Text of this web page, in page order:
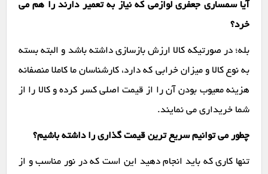
آیا سمساری جعفری لوازمی که نیاز به تعمیر دارند را هم می
خرد؟
بله؛ در صورتیکه کالا ارزش بازسازی داشته باشد و البته بسته
به نوع کالا و میزان خرابی که دارد، کارشناسان ما کاملا منصفانه
هزینه معیوب بودن آن را از قیمت اصلی کسر کرده و کالا را از
شما خریداری می نمایند.
چطور می توانیم سریع ترین قیمت گذاری را داشته باشیم؟
تنها کاری که باید انجام دهید این است که در نور مناسب و از